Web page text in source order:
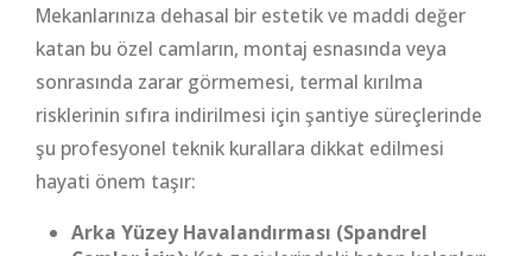
Mekanlarınıza dehasal bir estetik ve maddi değer
katan bu özel camların, montaj esnasında veya
sonrasında zarar görmemesi, termal kırılma
risklerinin sıfıra indirilmesi için şantiye süreçlerinde
şu profesyonel teknik kurallara dikkat edilmesi
hayati önem taşır:
Arka Yüzey Havalandırması (Spandrel